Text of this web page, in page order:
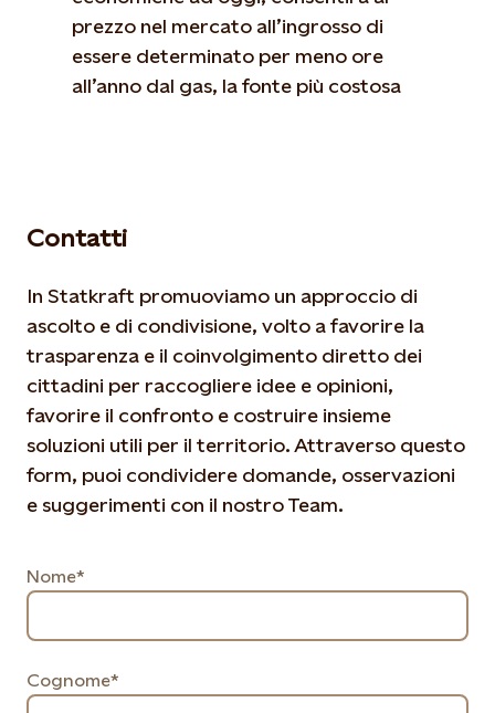
prezzo nel mercato all’ingrosso di
essere determinato per meno ore
all’anno dal gas, la fonte più costosa
Contatti
In Statkraft promuoviamo un approccio di
ascolto e di condivisione, volto a favorire la
trasparenza e il coinvolgimento diretto dei
cittadini per raccogliere idee e opinioni,
favorire il confronto e costruire insieme
soluzioni utili per il territorio. Attraverso questo
form, puoi condividere domande, osservazioni
e suggerimenti con il nostro Team.
Nome*
Cognome*